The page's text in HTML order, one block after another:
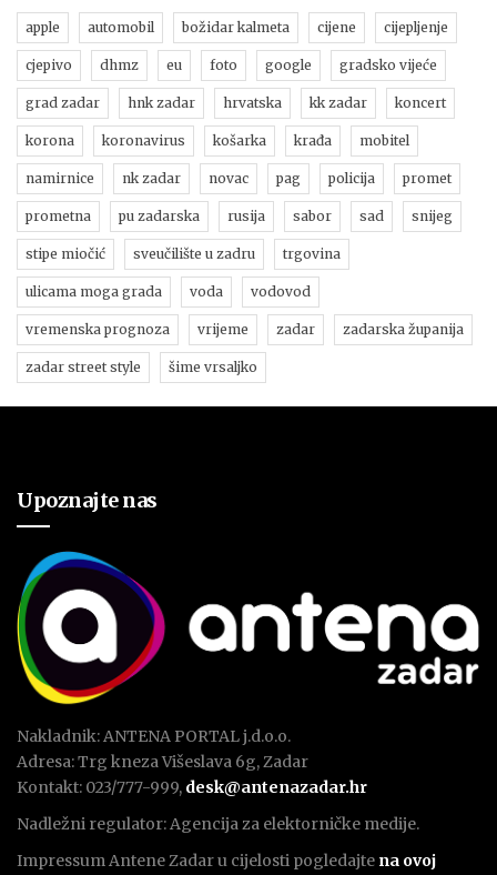
apple automobil božidar kalmeta cijene cijepljenje
cjepivo dhmz eu foto google gradsko vijeće
grad zadar hnk zadar hrvatska kk zadar koncert
korona koronavirus košarka krađa mobitel
namirnice nk zadar novac pag policija promet
prometna pu zadarska rusija sabor sad snijeg
stipe miočić sveučilište u zadru trgovina
ulicama moga grada voda vodovod
vremenska prognoza vrijeme zadar zadarska županija
zadar street style šime vrsaljko
Upoznajte nas
Nakladnik: ANTENA PORTAL j.d.o.o.
Adresa: Trg kneza Višeslava 6g, Zadar
Kontakt: 023/777-999, desk@antenazadar.hr
Nadležni regulator: Agencija za elektorničke medije.
Impressum Antene Zadar u cijelosti pogledajte na ovoj